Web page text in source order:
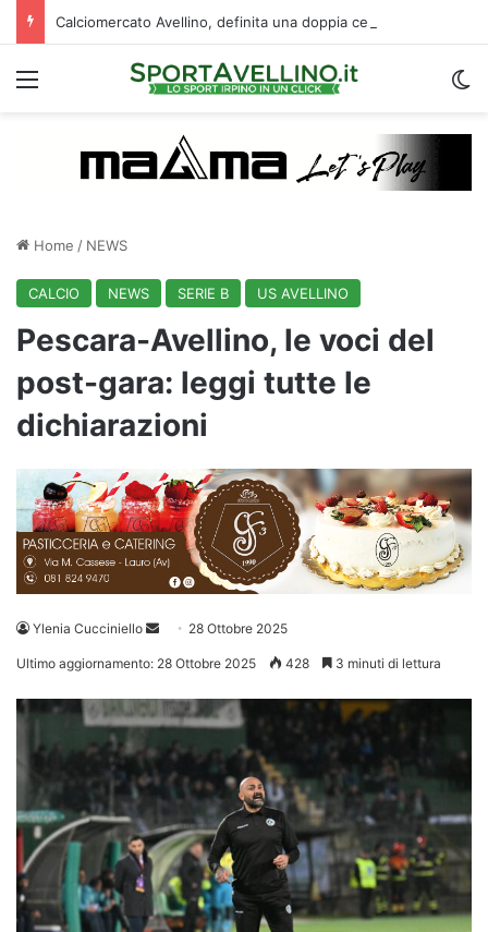
Menu
Home / NEWS
CALCIO NEWS SERIE B US AVELLINO
Pescara-Avellino, le voci del
post-gara: leggi tutte le
dichiarazioni
Ylenia Cucciniello
Invia 28 Ottobre 2025
Ultimo aggiornamento: 28 Ottobre 2025 428 3 minuti di lettura